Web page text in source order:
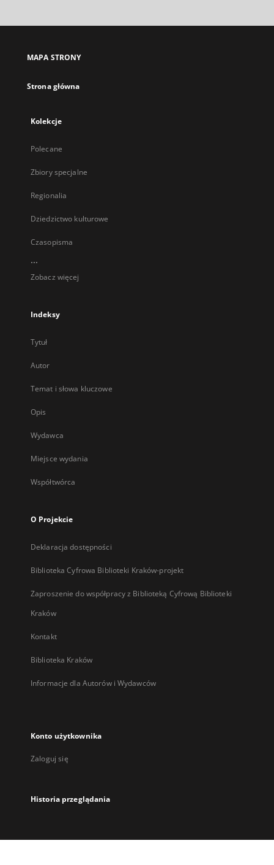
MAPA STRONY
Strona główna
Kolekcje
Polecane
Zbiory specjalne
Regionalia
Dziedzictwo kulturowe
Czasopisma
...
Zobacz więcej
Indeksy
Tytuł
Autor
Temat i słowa kluczowe
Opis
Wydawca
Miejsce wydania
Współtwórca
O Projekcie
Deklaracja dostępności
Biblioteka Cyfrowa Biblioteki Kraków-projekt
Zaproszenie do współpracy z Biblioteką Cyfrową Biblioteki
Kraków
Kontakt
Biblioteka Kraków
Informacje dla Autorów i Wydawców
Konto użytkownika
Zaloguj się
Historia przeglądania